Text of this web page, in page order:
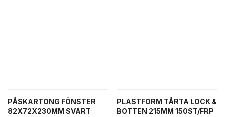
PÅSKARTONG FÖNSTER
82X72X230MM SVART
PLASTFORM TÅRTA LOCK &
BOTTEN 215MM 150ST/FRP